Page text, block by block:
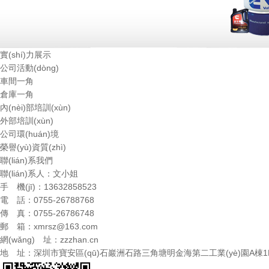
實(shí)力展示
公司活動(dòng)
車間一角
倉庫一角
內(nèi)部培訓(xùn)
外部培訓(xùn)
公司環(huán)境
榮譽(yù)資質(zhì)
聯(lián)系我們
聯(lián)系人：文小姐
手 機(jī)：13632858523
電 話：0755-26788768
傳 真：0755-26786748
郵 箱： xmrsz@163.com
網(wǎng) 址： zzzhan.cn
地 址：深圳市寶安區(qū)石巖洲石路三角塘明金海第二工業(yè)園A棟